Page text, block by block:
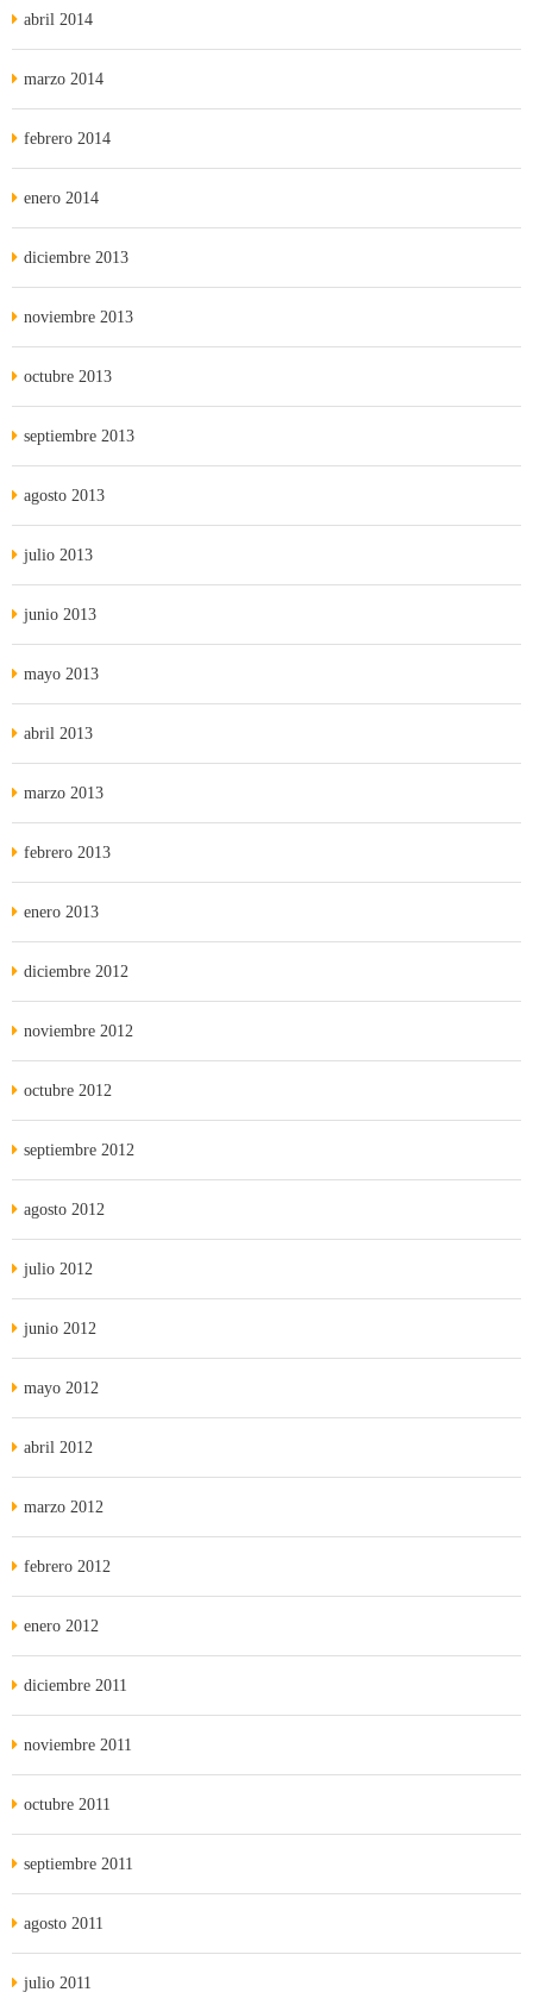
abril 2014
marzo 2014
febrero 2014
enero 2014
diciembre 2013
noviembre 2013
octubre 2013
septiembre 2013
agosto 2013
julio 2013
junio 2013
mayo 2013
abril 2013
marzo 2013
febrero 2013
enero 2013
diciembre 2012
noviembre 2012
octubre 2012
septiembre 2012
agosto 2012
julio 2012
junio 2012
mayo 2012
abril 2012
marzo 2012
febrero 2012
enero 2012
diciembre 2011
noviembre 2011
octubre 2011
septiembre 2011
agosto 2011
julio 2011